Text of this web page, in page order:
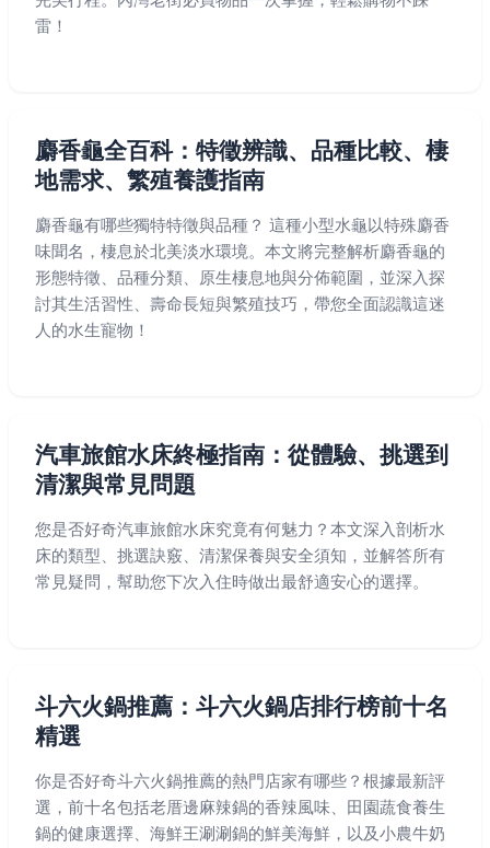
雷！
麝香龜全百科：特徵辨識、品種比較、棲
地需求、繁殖養護指南
麝香龜有哪些獨特特徵與品種？ 這種小型水龜以特殊麝香
味聞名，棲息於北美淡水環境。本文將完整解析麝香龜的
形態特徵、品種分類、原生棲息地與分佈範圍，並深入探
討其生活習性、壽命長短與繁殖技巧，帶您全面認識這迷
人的水生寵物！
汽車旅館水床終極指南：從體驗、挑選到
清潔與常見問題
您是否好奇汽車旅館水床究竟有何魅力？本文深入剖析水
床的類型、挑選訣竅、清潔保養與安全須知，並解答所有
常見疑問，幫助您下次入住時做出最舒適安心的選擇。
斗六火鍋推薦：斗六火鍋店排行榜前十名
精選
你是否好奇斗六火鍋推薦的熱門店家有哪些？根據最新評
選，前十名包括老厝邊麻辣鍋的香辣風味、田園蔬食養生
鍋的健康選擇、海鮮王涮涮鍋的鮮美海鮮，以及小農牛奶